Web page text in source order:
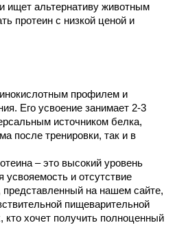
ищет альтернативу животным
протеин с низкой ценой и
профилем и
Его усвоение занимает 2-3
источником белка,
после тренировки, так и в
– это высокий уровень
усвояемость и отсутствие
на нашем сайте,
пищеварительной
кто хочет получить полноценный